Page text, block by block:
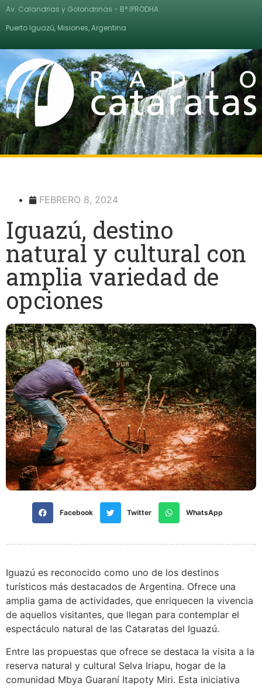
Av. Calandrias y Golondrinas - B° IPRODHA
Puerto Iguazú, Misiones, Argentina
FEBRERO 8, 2024
Iguazú, destino
natural y cultural con
amplia variedad de
opciones
Facebook Twitter WhatsApp
Iguazú es reconocido como uno de los destinos
turísticos más destacados de Argentina. Ofrece una
amplia gama de actividades, que enriquecen la vivencia
de aquellos visitantes, que llegan para contemplar el
espectáculo natural de las Cataratas del Iguazú.
Entre las propuestas que ofrece se destaca la visita a la
reserva natural y cultural Selva Iriapu, hogar de la
comunidad Mbya Guaraní Itapoty Miri. Esta iniciativa